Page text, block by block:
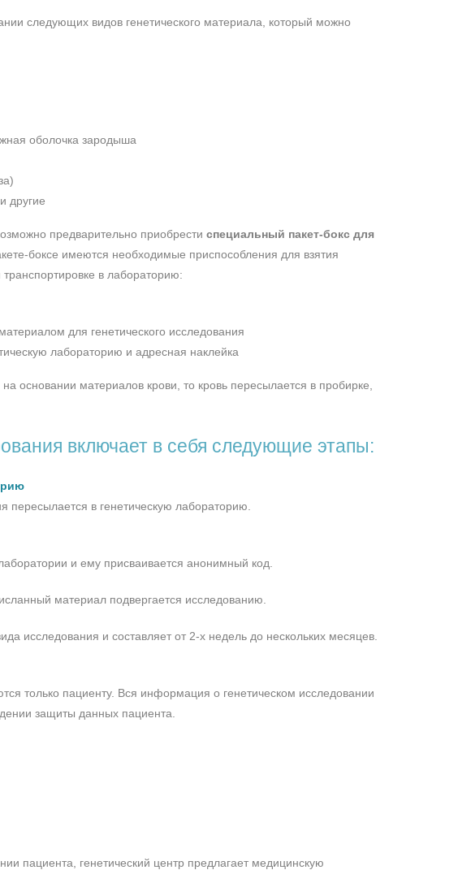
следующих видов генетического материала, который можно
оболочка зародыша
другие
предварительно приобрести специальный пакет-бокс для
боксе имеются необходимые приспособления для взятия
в лабораторию:
для генетического исследования
лабораторию и адресная наклейка
основании материалов крови, то кровь пересылается в пробирке,
включает в себя следующие этапы:
в генетическую лабораторию.
и ему присваивается анонимный код.
материал подвергается исследованию.
исследования и составляет от 2-х недель до нескольких месяцев.
только пациенту. Вся информация о генетическом исследовании
защиты данных пациента.
пациента, генетический центр предлагает медицинскую